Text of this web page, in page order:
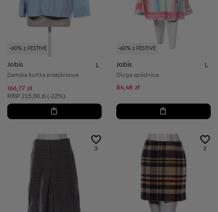
-60% z FESTIVE
Jobis L
Damska kurtka przejściowa
166,77 zł
Cena sugerowana:
RRP 215,00 zł (-22%)
-60% z FESTIVE
Jobis L
Długa spódnica
84,48 zł
3 2